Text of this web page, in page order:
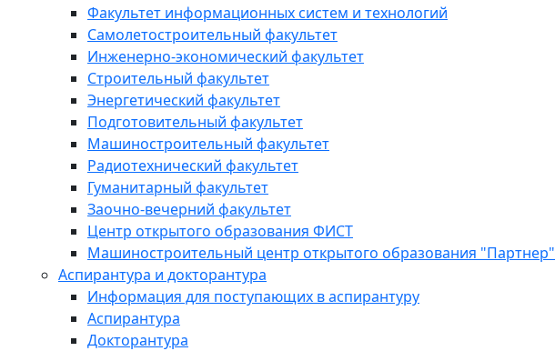
Факультет информационных систем и технологий
Самолетостроительный факультет
Инженерно-экономический факультет
Строительный факультет
Энергетический факультет
Подготовительный факультет
Машиностроительный факультет
Радиотехнический факультет
Гуманитарный факультет
Заочно-вечерний факультет
Центр открытого образования ФИСТ
Машиностроительный центр открытого образования "Партнер"
Аспирантура и докторантура
Информация для поступающих в аспирантуру
Аспирантура
Докторантура